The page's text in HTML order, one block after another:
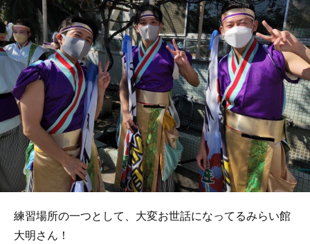
練習場所の一つとして、大変お世話になってるみらい館
大明さん！